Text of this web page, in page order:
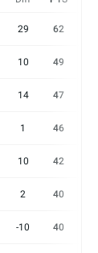
29 62
10 49
14 47
1 46
10 42
2 40
-10 40